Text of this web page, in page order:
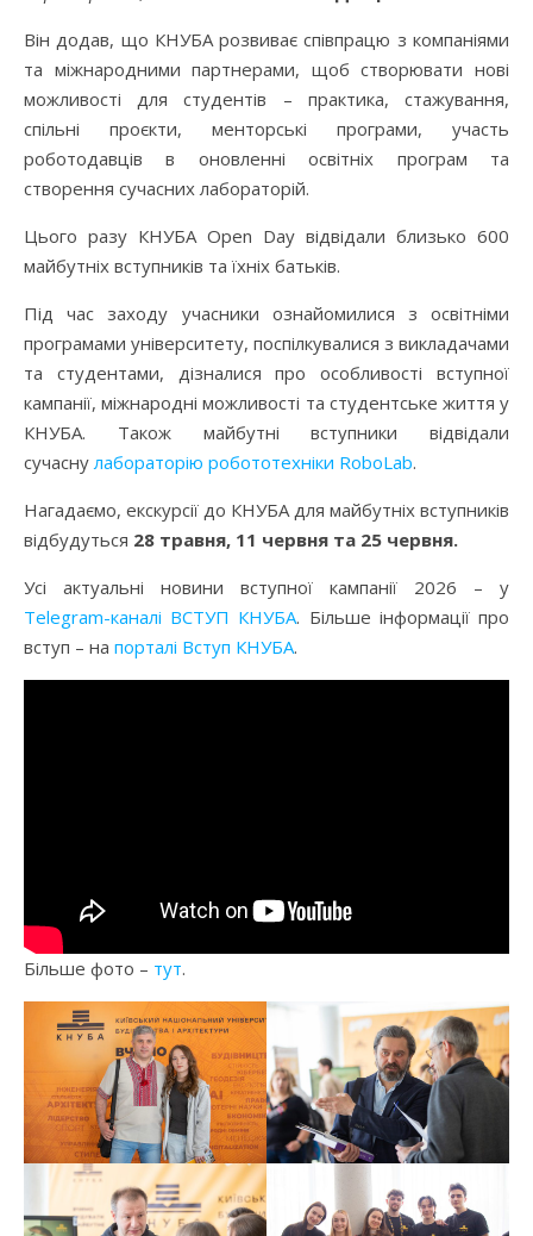
Він додав, що КНУБА розвиває співпрацю з компаніями
та міжнародними партнерами, щоб створювати нові
можливості для студентів – практика, стажування,
спільні проєкти, менторські програми, участь
роботодавців в оновленні освітніх програм та
створення сучасних лабораторій.
Цього разу КНУБА Open Day відвідали близько 600
майбутніх вступників та їхніх батьків.
Під час заходу учасники ознайомилися з освітніми
програмами університету, поспілкувалися з викладачами
та студентами, дізналися про особливості вступної
кампанії, міжнародні можливості та студентське життя у
КНУБА. Також майбутні вступники відвідали
сучаснулабораторію робототехніки RoboLab.
Нагадаємо, екскурсії до КНУБА для майбутніх вступників
відбудуться 28 травня, 11 червня та 25 червня.
Усі актуальні новини вступної кампанії 2026 – у
Telegram-каналі ВСТУП КНУБА. Більше інформації про
вступ – на порталі Вступ КНУБА.
Більше фото – тут.